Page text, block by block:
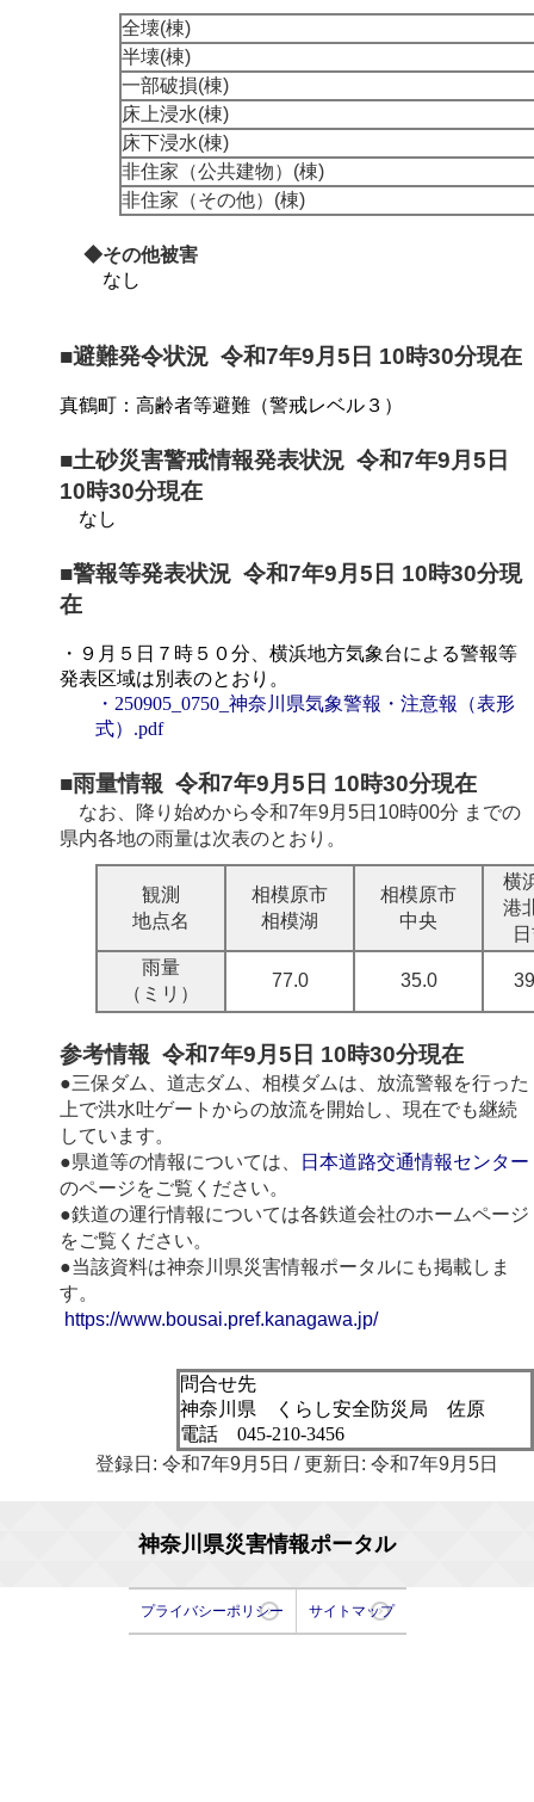
全壊(棟)
半壊(棟)
一部破損(棟)
床上浸水(棟)
床下浸水(棟)
非住家（公共建物）(棟)
非住家（その他）(棟)
◆その他被害
なし
■避難発令状況 令和7年9月5日 10時30分現在
真鶴町：高齢者等避難（警戒レベル３）
■土砂災害警戒情報発表状況 令和7年9月5日
10時30分現在
なし
■警報等発表状況 令和7年9月5日 10時30分現
在
・９月５日７時５０分、横浜地方気象台による警報等
発表区域は別表のとおり。
・250905_0750_神奈川県気象警報・注意報（表形
式）.pdf
■雨量情報 令和7年9月5日 10時30分現在
なお、降り始めから令和7年9月5日10時00分 までの
県内各地の雨量は次表のとおり。
観測
地点名
相模原市
相模湖
相模原市
中央
横
港
雨量
（ミリ）
77.0 35.0
参考情報 令和7年9月5日 10時30分現在
●三保ダム、道志ダム、相模ダムは、放流警報を行った
上で洪水吐ゲートからの放流を開始し、現在でも継続
しています。
●県道等の情報については、
日本道路交通情報センター
のページをご覧ください。
●鉄道の運行情報については各鉄道会社のホームページ
をご覧ください。
●当該資料は神奈川県災害情報ポータルにも掲載しま
す。
https://www.bousai.pref.kanagawa.jp/
問合せ先
神奈川県 くらし安全防災局 佐原
電話 045-210-3456
登録日: 令和7年9月5日 / 更新日: 令和7年9月5日
神奈川県災害情報ポータル
プライバシーポリシー サイトマップ